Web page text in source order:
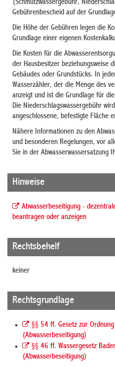
(Schmutzwassergebühr,
Gebührenbescheid auf der
Die Höhe der Gebühren legen die
Grundlage einer eigenen
Die Kosten für die
der Hausbesitzer beziehungsweise
Gebäudes oder Grundstücks. In
Wasserzähler, der die Menge des
anzeigt und ist die Grundlage für
Die Niederschlagswassergebühr
angeschlossene, befestigte Fläche
Nähere Informationen zu den
und besonderen Regelungen, vor
Sie in der Abwasserwassersatzung
Hinweise
Abwasserbeseitigung -
beantragen oder anzeigen
Rechtsbehelf
keiner
Rechtsgrundlage
§§ 54 ff. Gesetz zur
(Abwasserbeseitigung)
§§ 46 ff. Wassergesetz
(Abwasserbeseitigung)